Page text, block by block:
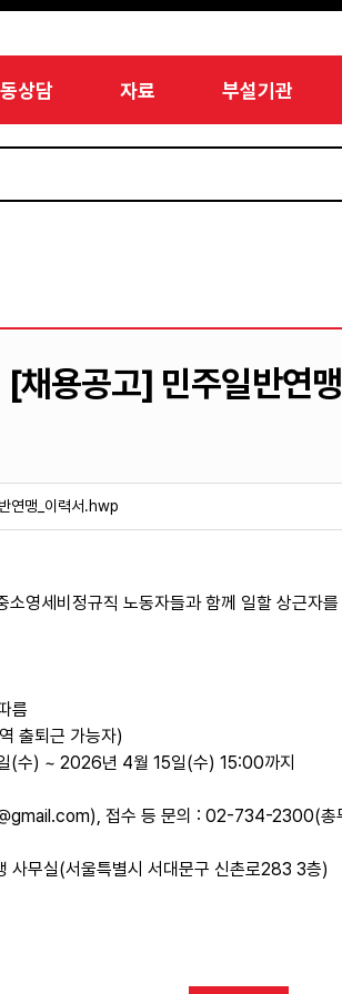
상담 자료 부설기관
[채용공고] 민주일반연
연맹_이력서.hwp
소영세비정규직 노동자들과 함께 일할 상근자
름
출퇴근 가능자)
(수) ~ 2026년 4월 15일(수) 15:00까지
접수 등 문의 : 02-734-2300(총
사무실(서울특별시 서대문구 신촌로283 3층)